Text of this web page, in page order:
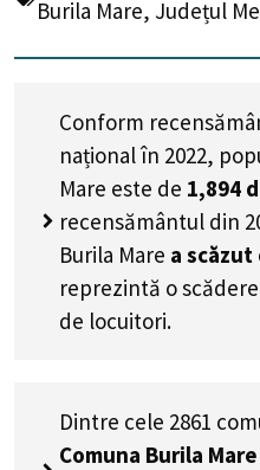
Burila Mare, Județul
Conform
național în 2022,
Mare este de 1,894
recensământul din
Burila Mare a scăzut
reprezintă o
de locuitori.
Dintre cele 2861
Comuna Burila Mare